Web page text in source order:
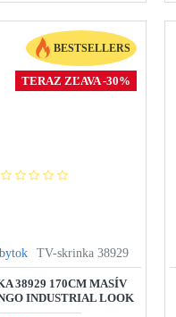
BESTSELLERS
TERAZ ZĽAVA -30%
TV-skrinka 38929
38929 170CM MASÍV
INDUSTRIAL LOOK